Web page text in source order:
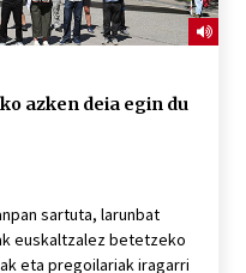
TXIKIA: Hiragana akats
eta Ringo Starr-en
azken deia egin du
sartuta, larunbat
euskaltzalez betetzeko
eta pregoilariak iragarri